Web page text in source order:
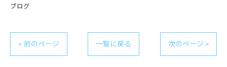
ブログ
< 前のページ 一覧に戻る 次のページ >